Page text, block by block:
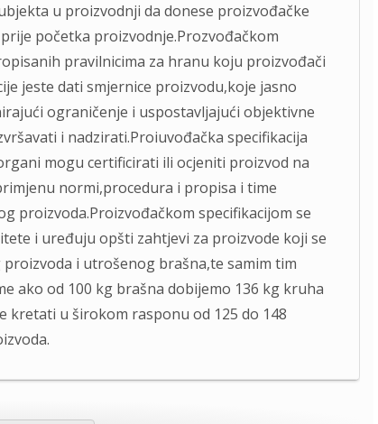
u proizvodnji da donese proizvođačke
početka proizvodnje.Prozvođačkom
pravilnicima za hranu koju proizvođači
jeste dati smjernice proizvodu,koje jasno
ograničenje i uspostavljajući objektivne
i nadzirati.Proiuvođačka specifikacija
mogu certificirati ili ocjeniti proizvod na
normi,procedura i propisa i time
proizvoda.Proizvođačkom specifikacijom se
i uređuju opšti zahtjevi za proizvode koji se
i utrošenog brašna,te samim tim
ako od 100 kg brašna dobijemo 136 kg kruha
kretati u širokom rasponu od 125 do 148